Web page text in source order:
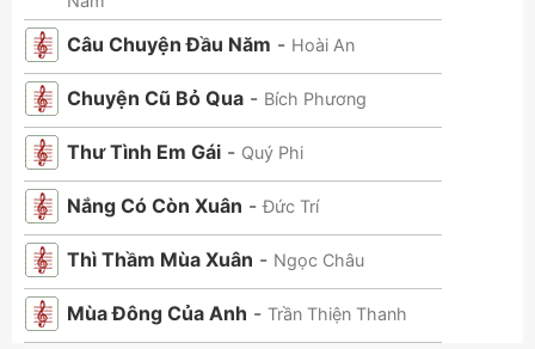
Câu Chuyện Đầu Năm - Hoài An
Chuyện Cũ Bỏ Qua - Bích Phương
Thư Tình Em Gái - Quý Phi
Nắng Có Còn Xuân -Đức Trí
Thì Thầm Mùa Xuân - Ngọc Châu
Mùa Đông Của Anh - Trần Thiện Thanh